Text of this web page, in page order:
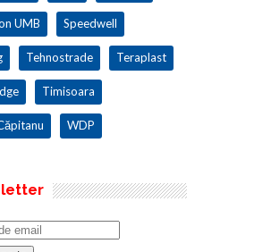
UMB Speedwell
Tehnostrade Teraplast
Timisoara
WDP